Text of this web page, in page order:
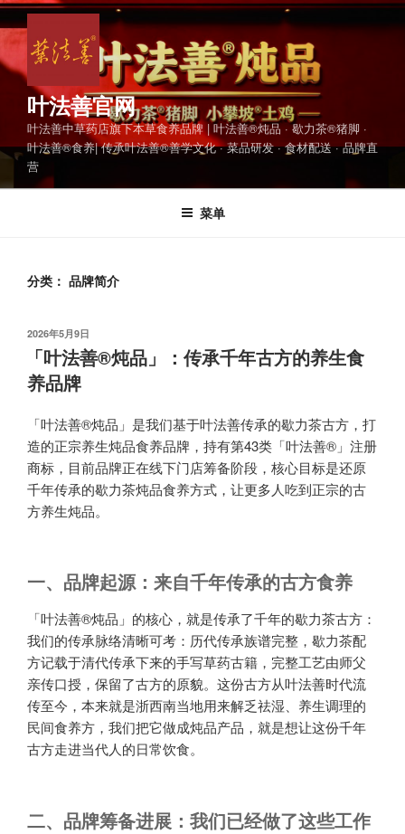
跳
至
容
叶法善官网
叶法善中草药店旗下本草食养品牌 | 叶法善®炖品 · 歇力茶®猪脚 ·
叶法善®食养| 传承叶法善®善学文化 · 菜品研发 · 食材配送 · 品牌直
营
菜单
分类： 品牌简介
发
2026年5月9日
「叶法善®炖品」：传承千年古方的养生食
养品牌
「叶法善®炖品」是我们基于叶法善传承的歇力茶古方，打
造的正宗养生炖品食养品牌，持有第43类「叶法善®」注册
商标，目前品牌正在线下门店筹备阶段，核心目标是还原
千年传承的歇力茶炖品食养方式，让更多人吃到正宗的古
方养生炖品。
一、品牌起源：来自千年传承的古方食养
「叶法善®炖品」的核心，就是传承了千年的歇力茶古方：
我们的传承脉络清晰可考：历代传承族谱完整，歇力茶配
方记载于清代传承下来的手写草药古籍，完整工艺由师父
亲传口授，保留了古方的原貌。这份古方从叶法善时代流
传至今，本来就是浙西南当地用来解乏祛湿、养生调理的
民间食养方，我们把它做成炖品产品，就是想让这份千年
古方走进当代人的日常饮食。
二、品牌筹备进展：我们已经做了这些工作